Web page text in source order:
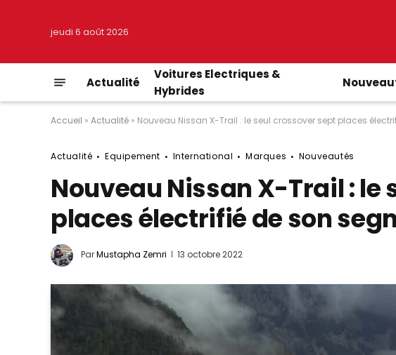
jeudi 6 août 2026
Actualité
Voitures Electriques &
Hybrides
Accueil » Actualité » Nouveau Nissan X-Trail : le seul crossover sept places
Actualité Equipement International Marques Nouveautés
Nouveau Nissan X-Trail : le
places électrifié de son
ParMustapha Zemri 13 octobre 2022